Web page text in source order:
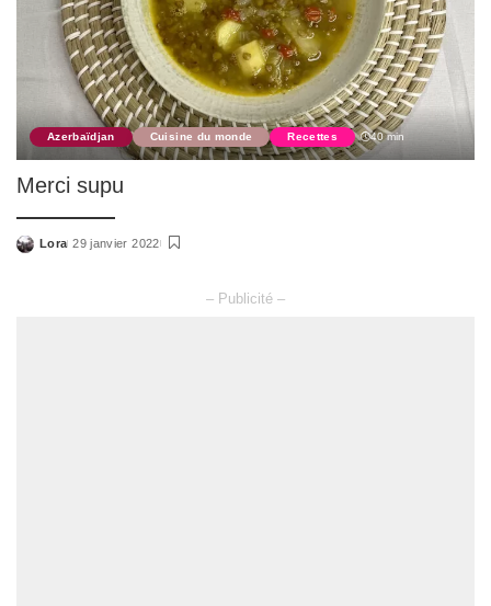
Azerbaïdjan Cuisine du monde Recettes 40 min
Merci supu
Posted
Lora 29 janvier 2022
– Publicité –